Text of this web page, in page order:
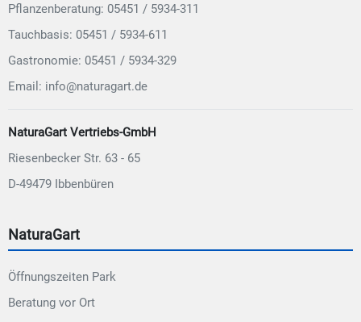
Pflanzenberatung: 05451 / 5934-311
Tauchbasis: 05451 / 5934-611
Gastronomie: 05451 / 5934-329
Email: info@naturagart.de
NaturaGart Vertriebs-GmbH
Riesenbecker Str. 63 - 65
D-49479 Ibbenbüren
NaturaGart
Öffnungszeiten Park
Beratung vor Ort